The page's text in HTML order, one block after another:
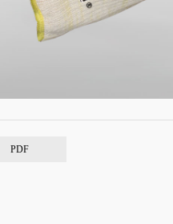
PDF